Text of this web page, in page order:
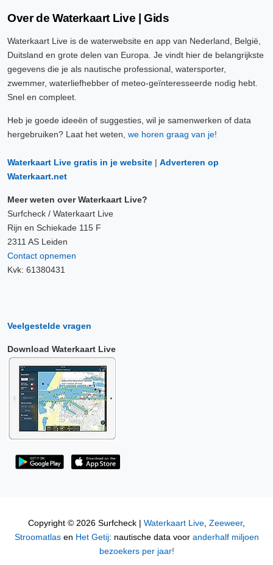
Over de Waterkaart Live | Gids
Waterkaart Live is de waterwebsite en app van Nederland, België,
Duitsland en grote delen van Europa. Je vindt hier de belangrijkste
gegevens die je als nautische professional, watersporter,
zwemmer, waterliefhebber of meteo-geïnteresseerde nodig hebt.
Snel en compleet.
Heb je goede ideeën of suggesties, wil je samenwerken of data
hergebruiken? Laat het weten, we horen graag van je!
Waterkaart Live gratis in je website | Adverteren op
Waterkaart.net
Meer weten over Waterkaart Live?
Surfcheck / Waterkaart Live
Rijn en Schiekade 115 F
2311 AS Leiden
Contact opnemen
Kvk: 61380431
Veelgestelde vragen
Download Waterkaart Live
Copyright © 2026 Surfcheck | Waterkaart Live, Zeeweer,
Stroomatlasen Het Getij: nautische data voor anderhalf miljoen
bezoekers per jaar!